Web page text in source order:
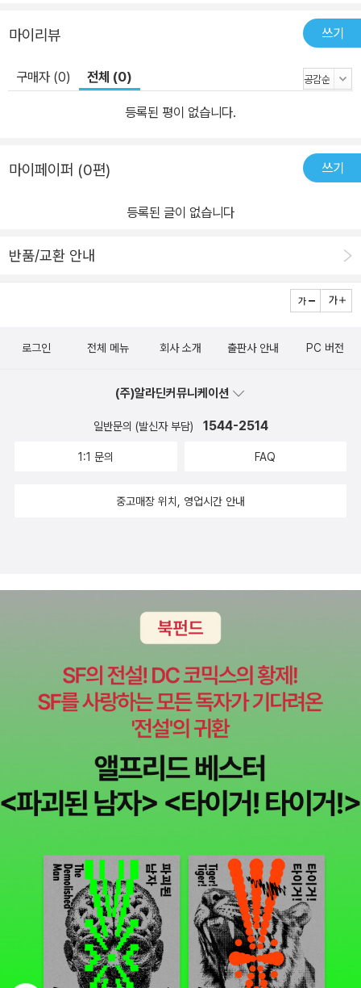
그대로 자신을 향하는 게 아님을 안다. ‘은하선은 물러가라’는 외침은
페미니스트, 섹스를 말하는 여자, 성소수자더러 물러나라고 외치는
소리임을 그는 알고 있다. “문제는 ‘혐오’이지 ‘은하선’이 아니다”라고
말하는 그의 단언에 무거운 마음으로 고개를 끄덕이게 되다가도, 뒤
이어 “섹스토이 사업을 그만두면 가장 슬퍼할 사람은 내가 아니라 바
을 읽다보면 어느새 입꼬리가 올라간다. 싸울 수 있는 만큼 싸우되 웃
음과 농담을 잃지 않기 자신의 경험과 삶으로 혐오와 차별을 조목조
목 고발하고 싸우면서도 끝까지 숨지도 농담을 잃지도 않는 사람. 은
른, 수많은 퀴어 페미니스트 중 한 사람이다. 대표하려 든 적 없으나
때문에 ‘은하선’이라는 이름 하나로 무차별 혐오 폭격을 맞으면서도
투쟁과 재미와 농담 중 그 무엇도 놓지 않은 그에게 고마운 마음까지
든다면 지나친 감상일까. 여자가 섹스를 말한다고 난리, 페미니스트
왜 커밍아웃까지 하느냐고 난리, 섹스토이를 판다고 난리, 섹스 좋아
으로 살겠다는데 세상은 이 여자의 온갖 것들이 다 ‘음란’하고 ‘문
란’하다며 조용히 하라고 난리법석이다. 그럴수록 더 시끄럽게 떠드
만 하는 것 같을 때면 그저 맛있는 무를 떠올린다는 그가, 이 존재가
마이리뷰 쓰기
구매자 (0) 전체 (0)
등록된 평이 없습니다.
마이페이퍼 (0편) 쓰기
등록된 글이 없습니다
반품/교환 안내
로그인 전체 메뉴 회사 소개 출판사 안내 PC 버전
(주)알라딘커뮤니케이션
일반문의 (발신자 부담) 1544-2514
1:1 문의 FAQ
중고매장 위치, 영업시간 안내